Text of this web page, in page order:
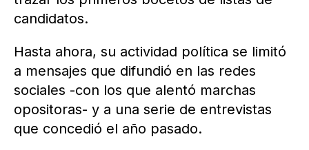
candidatos.
Hasta ahora, su actividad política se limitó
a mensajes que difundió en las redes
sociales -con los que alentó marchas
opositoras- y a una serie de entrevistas
que concedió el año pasado.